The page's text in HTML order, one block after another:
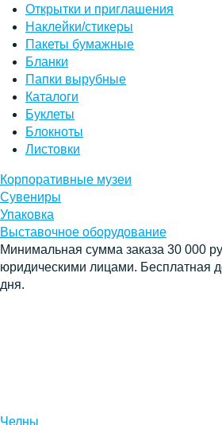
Открытки и приглашения
Наклейки/стикеры
Пакеты бумажные
Бланки
Папки вырубные
Каталоги
Буклеты
Блокноты
Листовки
Корпоративные музеи
Сувениры
Упаковка
Выставочное оборудование
Минимальная сумма заказа 30 000
юридическими лицами. Бесплатная
дня.
Челны